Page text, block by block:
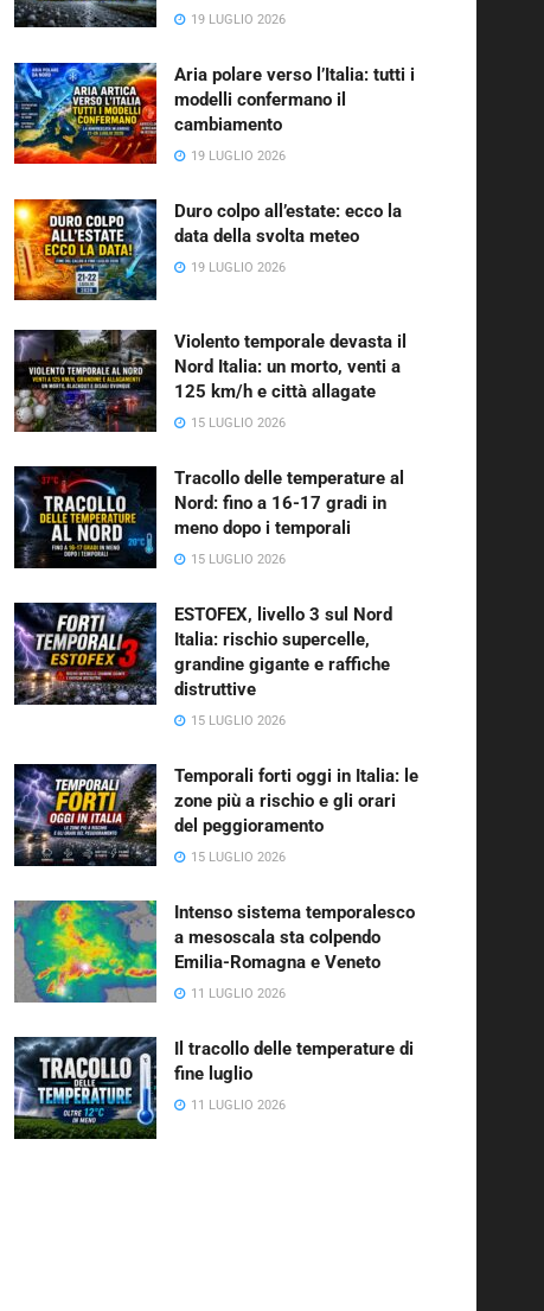
19 LUGLIO 2026
Aria polare verso l’Italia: tutti i
modelli confermano il
cambiamento
19 LUGLIO 2026
Duro colpo all’estate: ecco la
data della svolta meteo
19 LUGLIO 2026
Violento temporale devasta il
Nord Italia: un morto, venti a
125 km/h e città allagate
15 LUGLIO 2026
Tracollo delle temperature al
Nord: fino a 16-17 gradi in
meno dopo i temporali
15 LUGLIO 2026
ESTOFEX, livello 3 sul Nord
Italia: rischio supercelle,
grandine gigante e raffiche
distruttive
15 LUGLIO 2026
Temporali forti oggi in Italia: le
zone più a rischio e gli orari
del peggioramento
15 LUGLIO 2026
Intenso sistema temporalesco
a mesoscala sta colpendo
Emilia-Romagna e Veneto
11 LUGLIO 2026
Il tracollo delle temperature di
fine luglio
11 LUGLIO 2026